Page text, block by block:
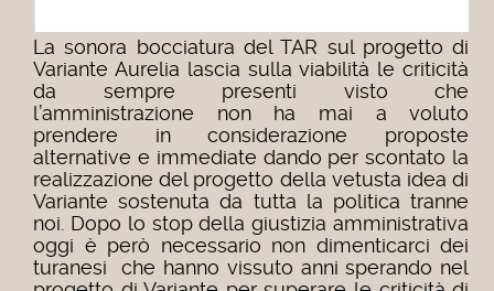
La sonora bocciatura del TAR sul progetto di
Variante Aurelia lascia sulla viabilità le criticità
da sempre presenti visto che
l’amministrazione non ha mai a voluto
prendere in considerazione proposte
alternative e immediate dando per scontato la
realizzazione del progetto della vetusta idea di
Variante sostenuta da tutta la politica tranne
noi. Dopo lo stop della giustizia amministrativa
oggi è però necessario non dimenticarci dei
turanesi che hanno vissuto anni sperando nel